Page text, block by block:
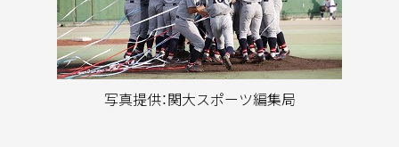
写真提供：関大スポーツ編集局